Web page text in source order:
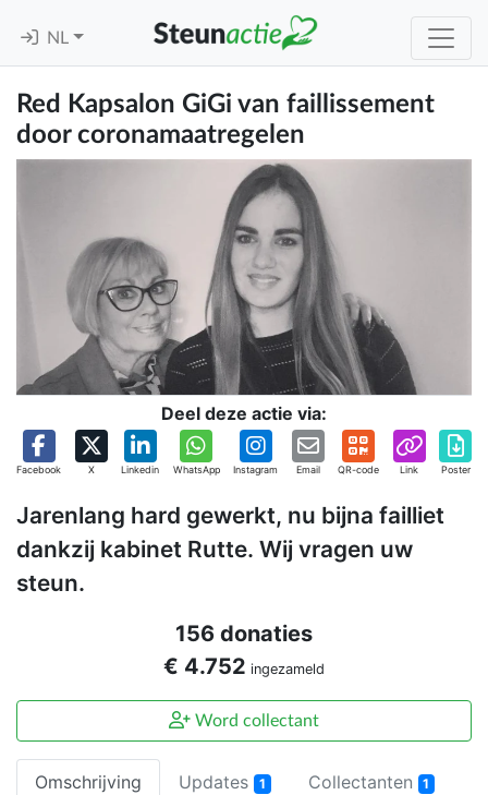
NL
Red Kapsalon GiGi van faillissement
door coronamaatregelen
Deel deze actie via:
Facebook X Linkedin WhatsApp Instagram Email QR-code Link Poster
Jarenlang hard gewerkt, nu bijna failliet
dankzij kabinet Rutte. Wij vragen uw
steun.
156 donaties
€ 4.752 ingezameld
Word collectant
Omschrijving Updates 1 Collectanten 1